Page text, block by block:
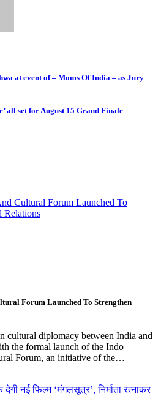
at event of – Moms Of India – as Jury
all set for August 15 Grand Finale
Forum Launched To Strengthen
cultural diplomacy between India and
the formal launch of the Indo
Forum, an initiative of the…